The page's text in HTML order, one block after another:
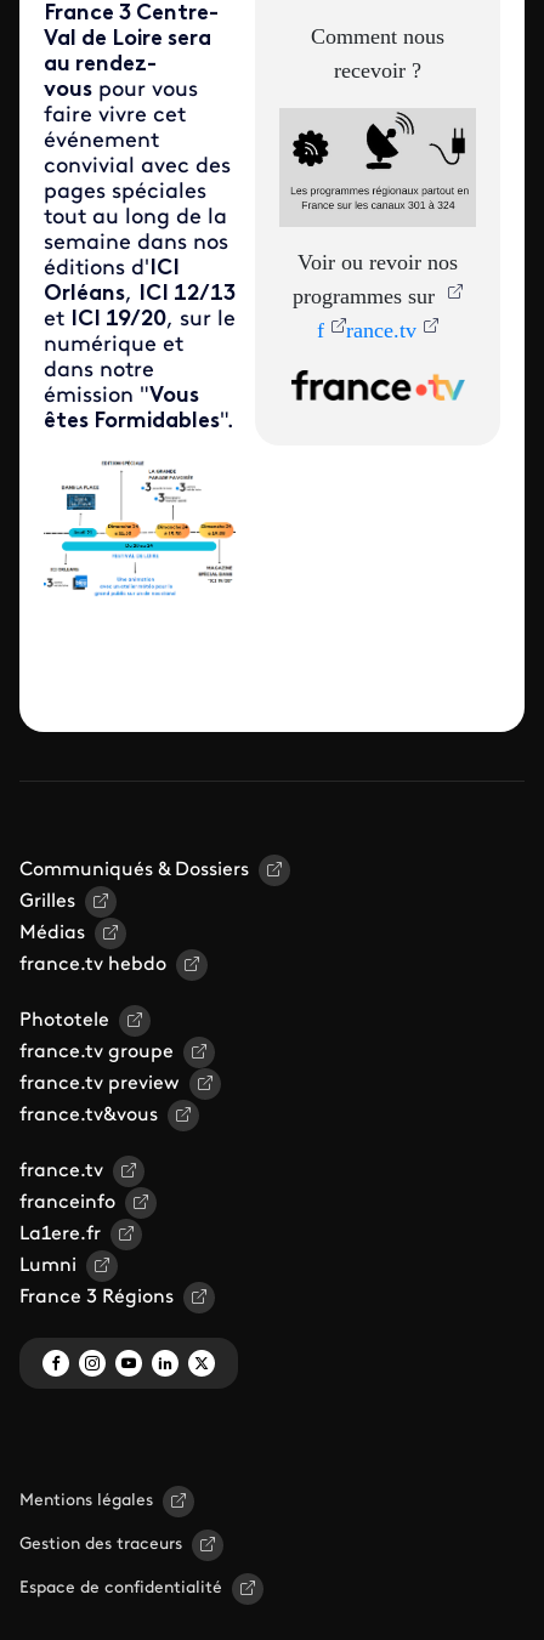
France 3 Centre-
Val de Loire sera
au rendez-
vous pour vous
faire vivre cet
événement
convivial avec des
pages spéciales
tout au long de la
semaine dans nos
éditions d' ICI
Orléans,
ICI 12/13
et
ICI 19/20, sur le
numérique et
dans notre
émission "Vous
êtes Formidables".
Comment nous
recevoir ?
Voir ou revoir nos
programmes sur
f
rance.tv
Communiqués & Dossiers
Grilles
Médias
france.tv hebdo
Phototele
france.tv groupe
france.tv preview
france.tv&vous
france.tv
franceinfo
La1ere.fr
Lumni
France 3 Régions
Mentions légales
Gestion des traceurs
Espace de confidentialité